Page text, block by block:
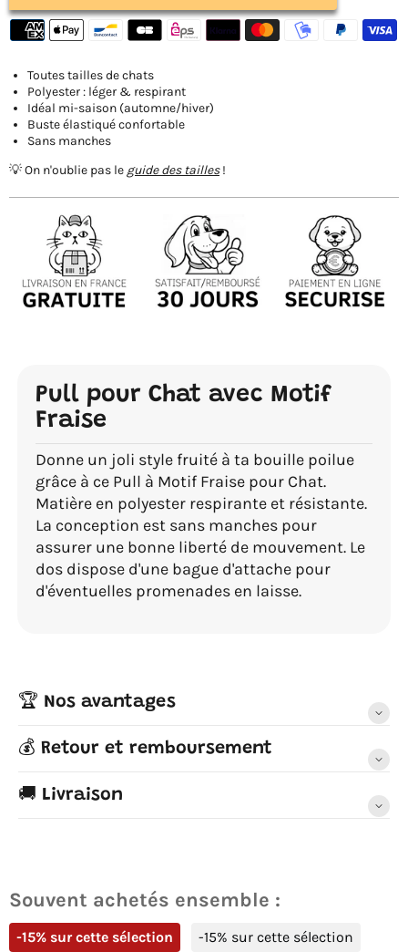
Toutes tailles de chats
Polyester : léger & respirant
Idéal mi-saison (automne/hiver)
Buste élastiqué confortable
Sans manches
💡 On n'oublie pas le guide des tailles!
Pull pour Chat avec Motif
Fraise
Donne un joli style fruité à ta bouille poilue
grâce à ce Pull à Motif Fraise pour Chat.
Matière en polyester respirante et résistante.
La conception est sans manches pour
assurer une bonne liberté de mouvement. Le
dos dispose d'une bague d'attache pour
d'éventuelles promenades en laisse.
🏆 Nos avantages
💰 Retour et remboursement
🚚 Livraison
Souvent achetés ensemble :
-15% sur cette sélection -15% sur cette sélection